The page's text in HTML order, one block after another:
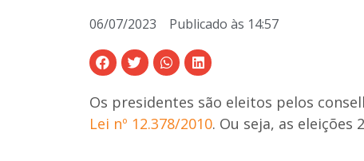
06/07/2023 Publicado às 14:57
Os presidentes são eleitos pelos
Lei nº 12.378/2010. Ou seja, as eleições